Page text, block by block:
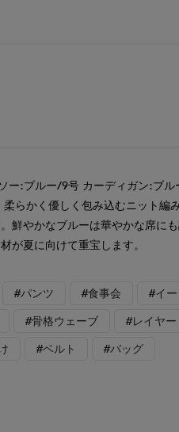
ー:ブルー/9号 カーディガン:ブ
らかく優しく包み込むニット編
鮮やかなブルーは華やかな席に
が夏に向けて重宝します。
#パンツ #食事会 #イ
#骨格ウェーブ #レイヤー
#ベルト #バッグ